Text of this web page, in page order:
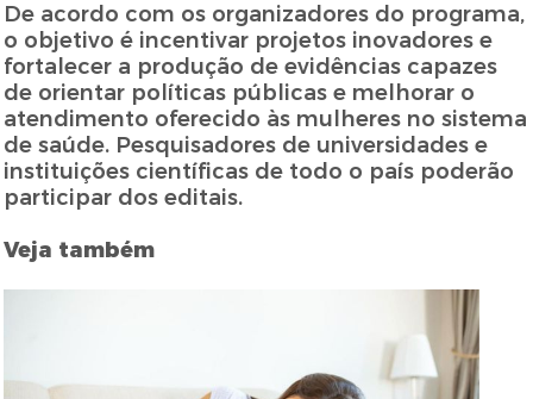
De acordo com os organizadores do programa,
o objetivo é incentivar projetos inovadores e
fortalecer a produção de evidências capazes
de orientar políticas públicas e melhorar o
atendimento oferecido às mulheres no sistema
de saúde. Pesquisadores de universidades e
instituições científicas de todo o país poderão
participar dos editais.
Veja também